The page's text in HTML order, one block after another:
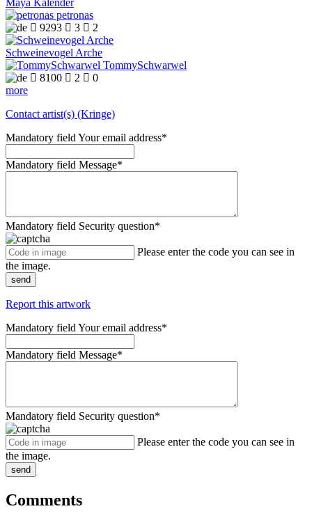
Maya Kalender
petronas
 9293  3  2
Schweinevogel Arche
TommySchwarwel
 8100  2  0
more
Contact artist(s) (Kringe)
Mandatory field Your email address*
Mandatory field Message*
Mandatory field Security question*
Please enter the code you can see in
the image.
send
Report this artwork
Mandatory field Your email address*
Mandatory field Message*
Mandatory field Security question*
Please enter the code you can see in
the image.
send
Comments